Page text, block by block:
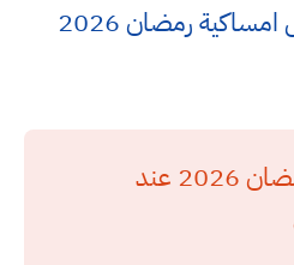
الأسئلة الشائعة حول امساكية رمضان 2026
❓ متى يبدأ شهر رمضان 2026 عند